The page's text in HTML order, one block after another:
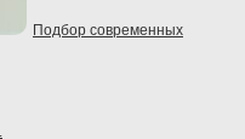
Подбор современных